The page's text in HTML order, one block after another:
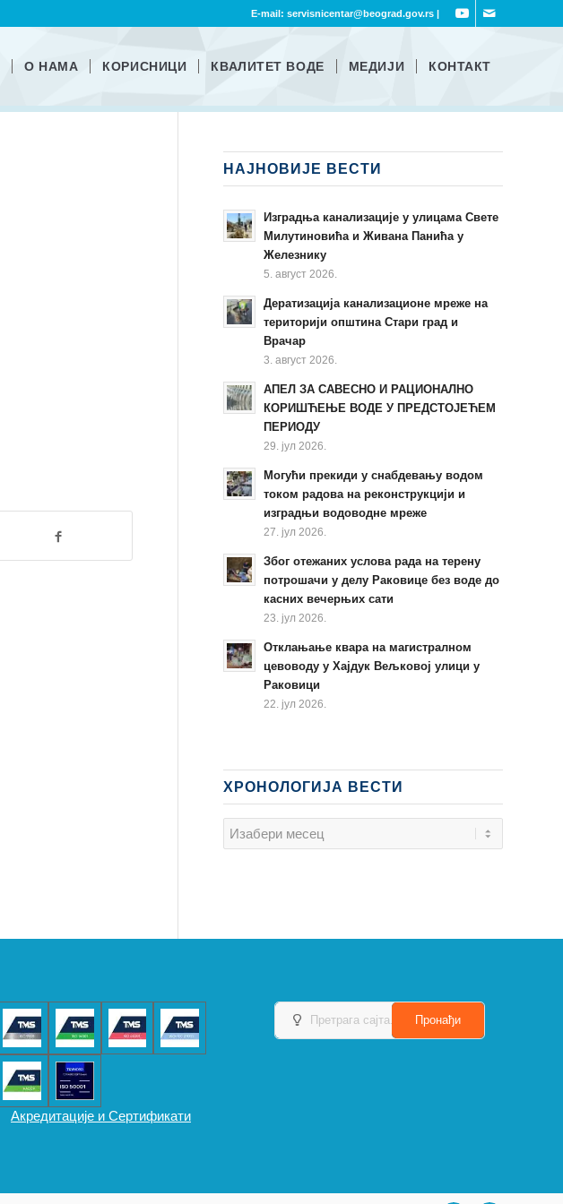
E-mail: servisnicentar@beograd.gov.rs |
О НАМА КОРИСНИЦИ КВАЛИТЕТ ВОДЕ МЕДИЈИ КОНТАКТ
НАЈНОВИЈЕ ВЕСТИ
Изградња канализације у улицама Свете
Милутиновића и Живана Панића у
Железнику
5. август 2026.
Дератизација канализационе мреже на
територији општина Стари град и
Врачар
3. август 2026.
АПЕЛ ЗА САВЕСНО И РАЦИОНАЛНО
КОРИШЋЕЊЕ ВОДЕ У ПРЕДСТОЈЕЋЕМ
ПЕРИОДУ
29. јул 2026.
Могући прекиди у снабдевању водом
током радова на реконструкцији и
изградњи водоводне мреже
27. јул 2026.
Због отежаних услова рада на терену
потрошачи у делу Раковице без воде до
касних вечерњих сати
23. јул 2026.
Отклањање квара на магистралном
цевоводу у Хајдук Вељковој улици у
Раковици
22. јул 2026.
ХРОНОЛОГИЈА ВЕСТИ
Акредитације и Сертификати